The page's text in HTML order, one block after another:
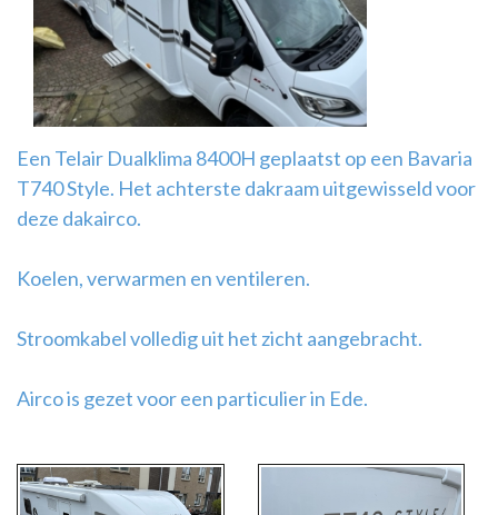
Airco
montage
Een Telair Dualklima 8400H geplaatst op een Bavaria
T740 Style. Het achterste dakraam uitgewisseld voor
deze dakairco.
Koelen, verwarmen en ventileren.
Stroomkabel volledig uit het zicht aangebracht.
Airco is gezet voor een particulier in Ede.